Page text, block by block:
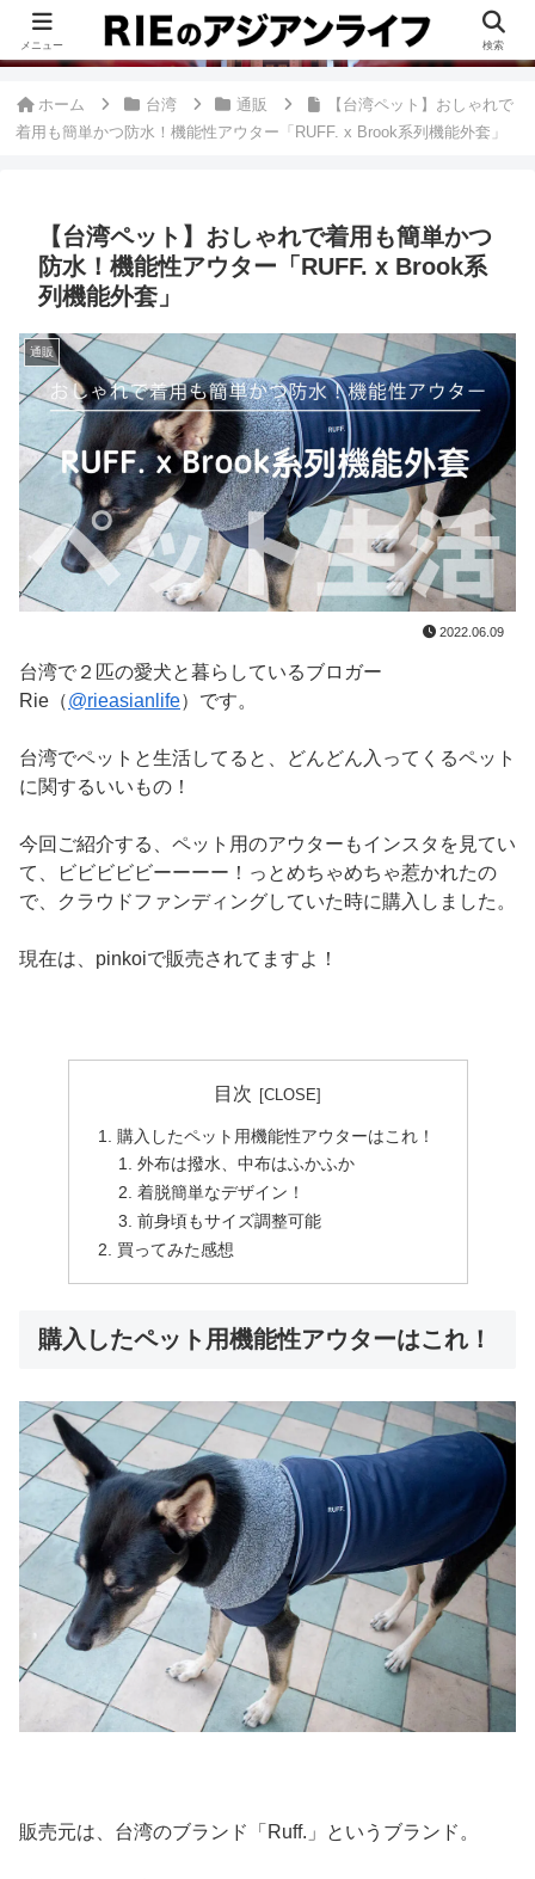
このブログは、台湾が好きすぎて移住したRieがグルメ、観光、生活・ビジネ
ス情報、アジア旅経験などをまとめた台湾ブログです。
ホーム 台湾 通販
【台湾ペット】おしゃれで
着用も簡単かつ防水！機能性アウター「RUFF. x Brook系列機能外套」
【台湾ペット】おしゃれで着用も簡単かつ
防水！機能性アウター「RUFF. x Brook系
列機能外套」
通販
2022.06.09
台湾で２匹の愛犬と暮らしているブロガー
Rie（@rieasianlife）です。
台湾でペットと生活してると、どんどん入ってくるペット
に関するいいもの！
今回ご紹介する、ペット用のアウターもインスタを見てい
て、ビビビビビーーーー！っとめちゃめちゃ惹かれたの
で、クラウドファンディングしていた時に購入しました。
現在は、pinkoiで販売されてますよ！
目次
購入したペット用機能性アウターはこれ！
外布は撥水、中布はふかふか
着脱簡単なデザイン！
前身頃もサイズ調整可能
買ってみた感想
購入したペット用機能性アウターはこれ！
販売元は、台湾のブランド「Ruff.」というブランド。
メニュー 検索